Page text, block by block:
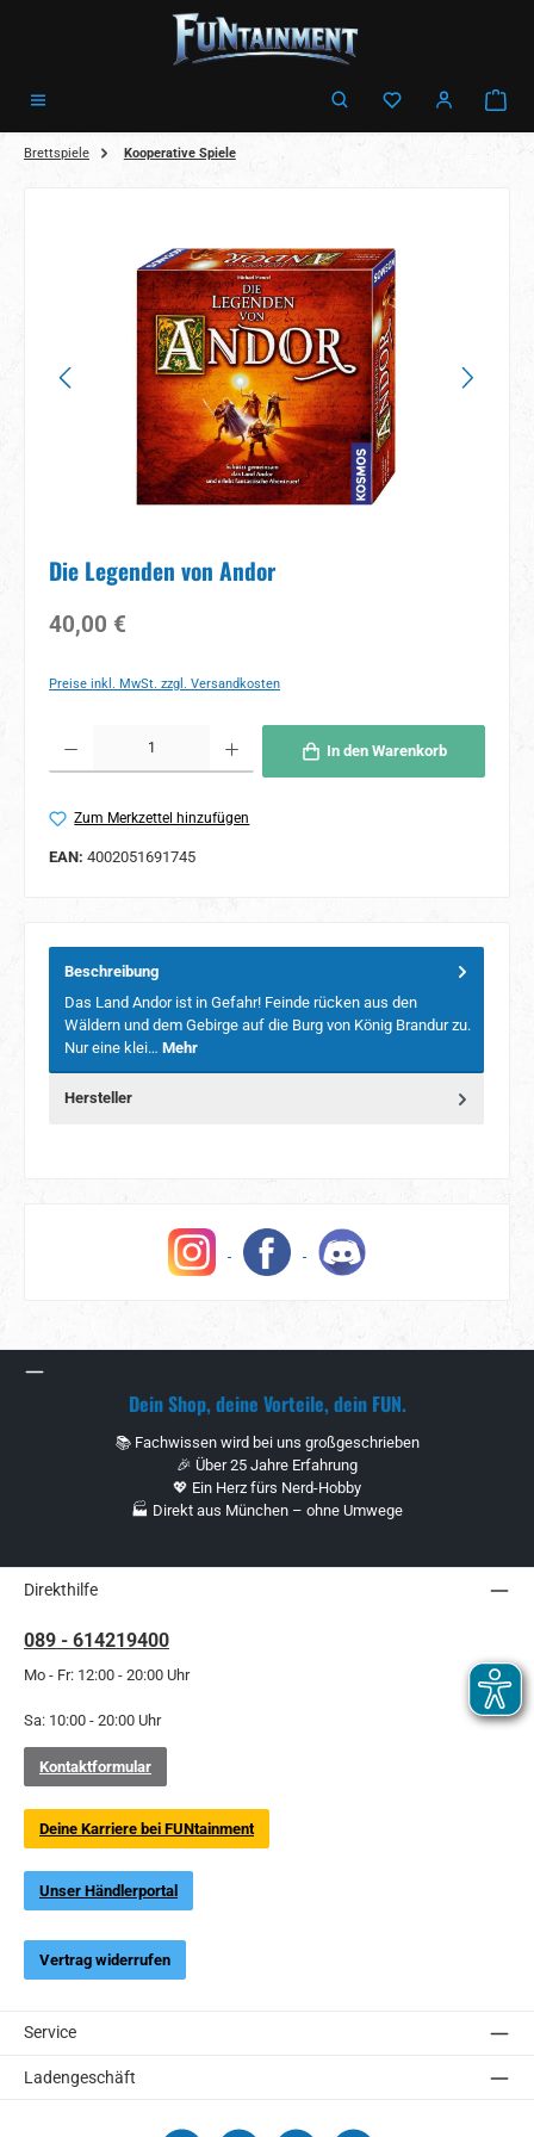
Zum Hauptinhalt springen
Brettspiele Kooperative Spiele
Bildergalerie überspringen
Die Legenden von Andor
Regulärer Preis:
40,00 €
Preise inkl. MwSt. zzgl. Versandkosten
In den Warenkorb
Zum Merkzettel hinzufügen
EAN: 4002051691745
Beschreibung
Das Land Andor ist in Gefahr! Feinde rücken aus den
Wäldern und dem Gebirge auf die Burg von König Brandur zu.
Nur eine klei… Mehr
Hersteller
Dein Shop, deine Vorteile, dein FUN.
📚 Fachwissen wird bei uns großgeschrieben
🎉 Über 25 Jahre Erfahrung
💖 Ein Herz fürs Nerd-Hobby
🏭 Direkt aus München – ohne Umwege
Direkthilfe
089 - 614219400
Mo - Fr: 12:00 - 20:00 Uhr
Sa: 10:00 - 20:00 Uhr
Kontaktformular
Deine Karriere bei FUNtainment
Unser Händlerportal
Vertrag widerrufen
Service
Ladengeschäft